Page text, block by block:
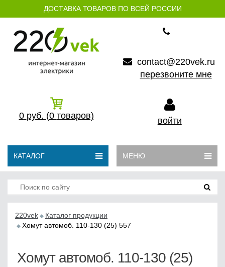
ДОСТАВКА ТОВАРОВ ПО ВСЕЙ РОССИИ
contact@220vek.ru
перезвоните мне
0 руб. (0 товаров) войти
КАТАЛОГ МЕНЮ
220vek
Каталог продукции
Хомут автомоб. 110-130 (25) 557
Хомут автомоб. 110-130 (25)